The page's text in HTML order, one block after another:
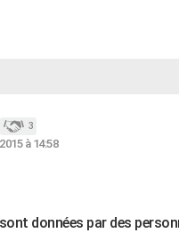
3
à 14:58
données par des